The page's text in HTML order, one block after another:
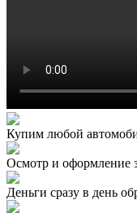
Купим любой
Осмотр и оформление
Деньги сразу в день